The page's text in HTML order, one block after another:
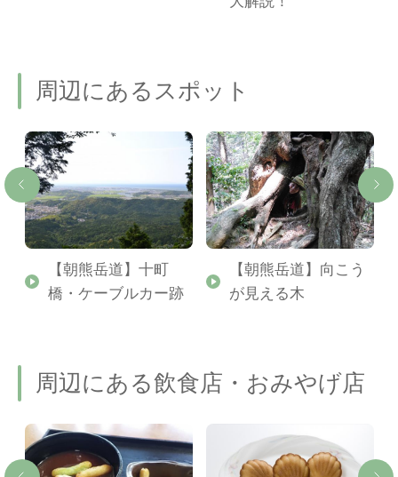
周辺にあるスポット
【朝熊岳道】十町
橋・ケーブルカー跡
【朝熊岳道】向こう
が見える木
周辺にある飲食店・おみやげ店